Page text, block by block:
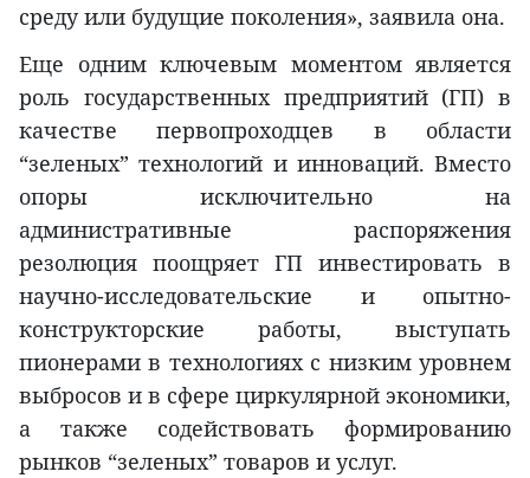
среду или будущие поколения», заявила она.
Еще одним ключевым моментом является
роль государственных предприятий (ГП) в
качестве первопроходцев в области
“зеленых” технологий и инноваций. Вместо
опоры исключительно на
административные распоряжения
резолюция поощряет ГП инвестировать в
научно-исследовательские и опытно-
конструкторские работы, выступать
пионерами в технологиях с низким уровнем
выбросов и в сфере циркулярной экономики,
а также содействовать формированию
рынков “зеленых” товаров и услуг.